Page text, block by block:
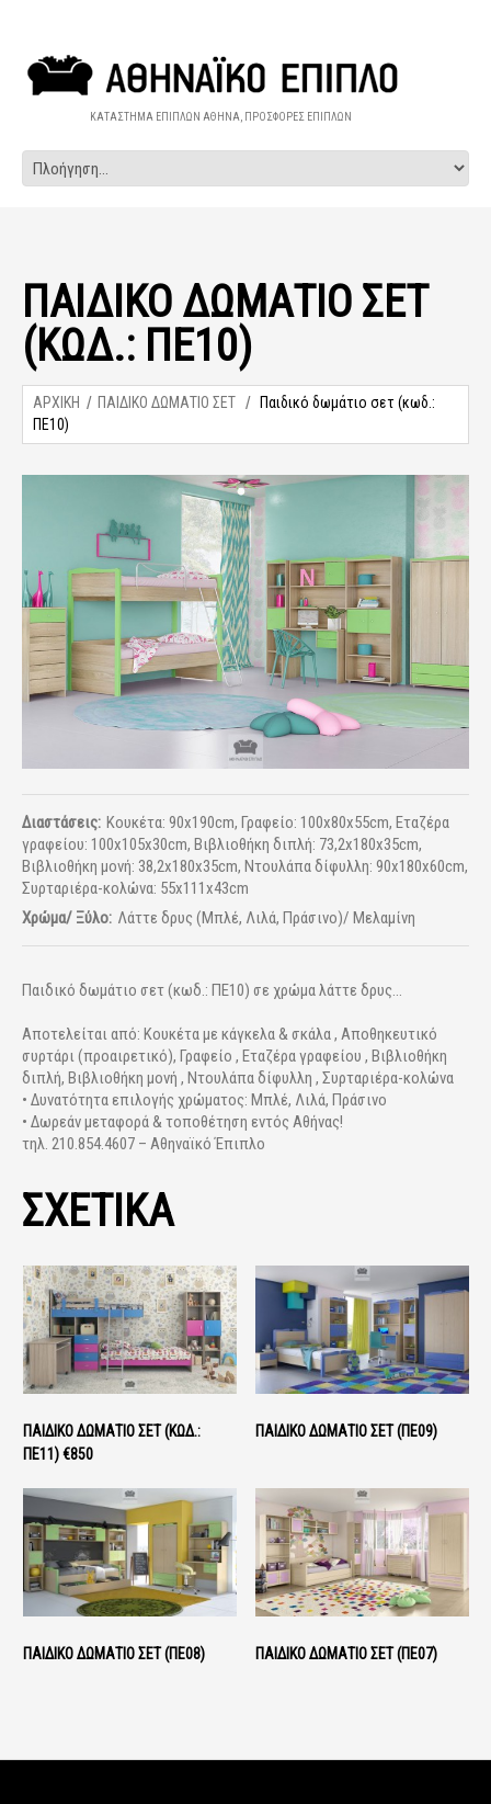
ΚΑΤΑΣΤΗΜΑ ΕΠΙΠΛΩΝ ΑΘΗΝΑ, ΠΡΟΣΦΟΡΕΣ ΕΠΙΠΛΩΝ
ΠΑΙΔΙΚΌ ΔΩΜΆΤΙΟ ΣΕΤ
(ΚΩΔ.: ΠΕ10)
ΑΡΧΙΚΗ ΠΑΙΔΙΚΟ ΔΩΜΑΤΙΟ ΣΕΤ
Παιδικό δωμάτιο σετ (κωδ.:
ΠΕ10)
Διαστάσεις: Κουκέτα: 90x190cm, Γραφείο: 100x80x55cm, Εταζέρα
γραφείου: 100x105x30cm, Βιβλιοθήκη διπλή: 73,2x180x35cm,
Βιβλιοθήκη μονή: 38,2x180x35cm, Ντουλάπα δίφυλλη: 90x180x60cm,
Συρταριέρα-κολώνα: 55x111x43cm
Χρώμα/ Ξύλο: Λάττε δρυς (Μπλέ, Λιλά, Πράσινο)/ Μελαμίνη
Παιδικό δωμάτιο σετ (κωδ.: ΠΕ10) σε χρώμα λάττε δρυς...
Αποτελείται από: Κουκέτα με κάγκελα & σκάλα , Αποθηκευτικό
συρτάρι (προαιρετικό), Γραφείο , Εταζέρα γραφείου , Βιβλιοθήκη
διπλή, Βιβλιοθήκη μονή , Ντουλάπα δίφυλλη , Συρταριέρα-κολώνα
• Δυνατότητα επιλογής χρώματος: Μπλέ, Λιλά, Πράσινο
• Δωρεάν μεταφορά & τοποθέτηση εντός Αθήνας!
τηλ. 210.854.4607 – Αθηναϊκό Έπιπλο
ΣΧΕΤΙΚΑ
ΠΑΙΔΙΚΟ ΔΩΜΑΤΙΟ ΣΕΤ (ΚΩΔ.:
ΠΕ11) €850
ΠΑΙΔΙΚΌ ΔΩΜΆΤΙΟ ΣΕΤ (ΠΕ09)
ΠΑΙΔΙΚΌ ΔΩΜΆΤΙΟ ΣΕΤ (ΠΕ08) ΠΑΙΔΙΚΌ ΔΩΜΆΤΙΟ ΣΕΤ (ΠΕ07)